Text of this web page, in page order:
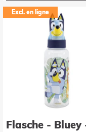
Excl. en ligne
Flasche - Bluey